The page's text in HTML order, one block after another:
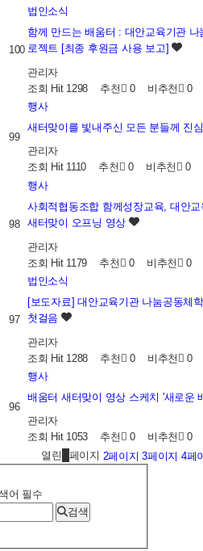
100
법인소식
함께 만드는 배움터 : 대안교육기관
로젝트 [최종 후원금 사용 보고]
관리자
조회 Hit 1298 추천 0 비추천 0
99
행사
새터맞이를 빛내주신 모든 분들께 진
관리자
조회 Hit 1110 추천 0 비추천 0
98
행사
사회적협동조합 함께성장교육, 대안
새터맞이 오프닝 영상
관리자
조회 Hit 1179 추천 0 비추천 0
97
법인소식
[보도자료] 대안교육기관 나눔공동체
첫걸음
관리자
조회 Hit 1288 추천 0 비추천 0
96
행사
배움터 새터맞이 영상 스케치 '새로운
관리자
조회 Hit 1053 추천 0 비추천 0
열린
페이지 2페이지 3페이지 4페
어 필수
검색